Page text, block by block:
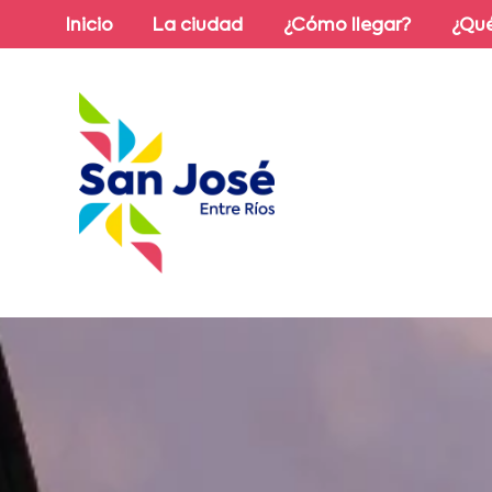
Inicio La ciudad ¿Cómo llegar?